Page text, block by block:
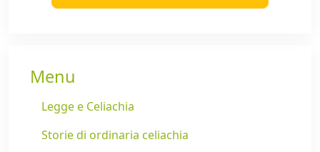
Menu
Legge e Celiachia
Storie di ordinaria celiachia